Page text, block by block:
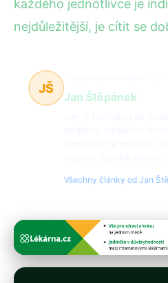
každého jednotlivce je
nejdůležitější, je cítit se
JŠ
Jan Štěpánek
Všechny články od Jan